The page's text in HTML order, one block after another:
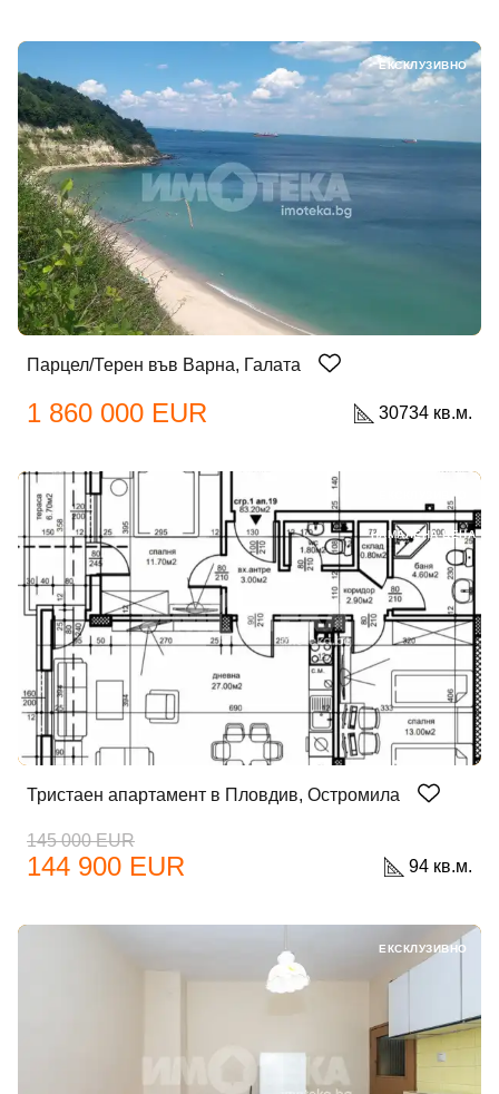
Добре дошъл!
Вход Регистрация
Имейл Адрес
Забравена парола?
Вход
Вход като гост
Парцел/Терен във Варна, Галата
1 860 000 EUR 30734 кв.м.
ЕКСКЛУЗИВНО
Тристаен апартамент в Пловдив, Остромила
145 000 EUR
144 900 EUR 94 кв.м.
ЕКСКЛУЗИВНО
НАМАЛЕНА ЦЕНА
ЕКСКЛУЗИВНО